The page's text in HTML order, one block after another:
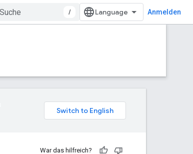
/ Anmelden
War das hilfreich?